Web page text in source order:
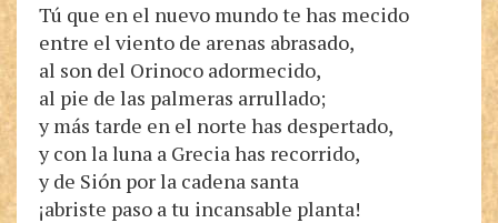
Tú que en el nuevo mundo te has mecido
entre el viento de arenas abrasado,
al son del Orinoco adormecido,
al pie de las palmeras arrullado;
y más tarde en el norte has despertado,
y con la luna a Grecia has recorrido,
y de Sión por la cadena santa
¡abriste paso a tu incansable planta!